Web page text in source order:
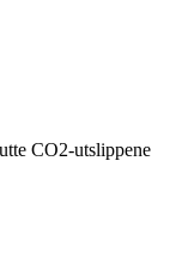
CO2-utslippene